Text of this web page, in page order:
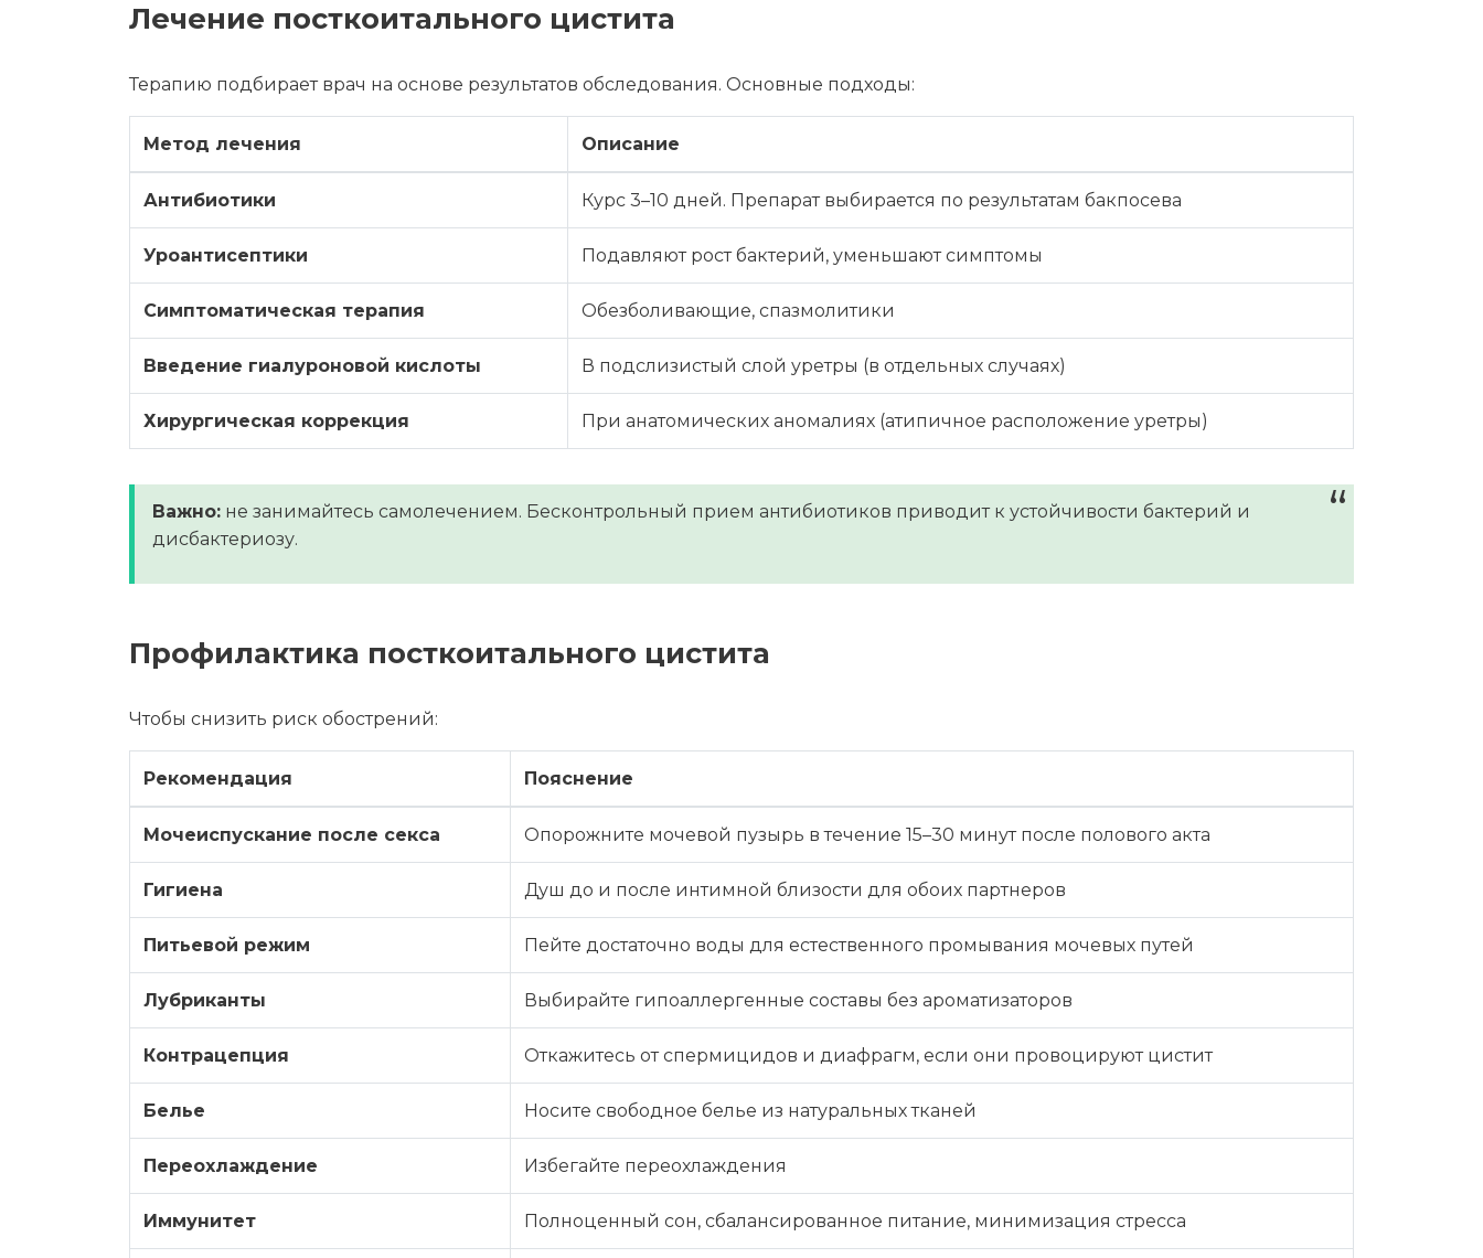
Лечение посткоитального цистита
Терапию подбирает врач на основе результатов обследования. Основные подходы:
Метод лечения Описание
Антибиотики Курс 3–10 дней. Препарат выбирается по результатам бакпосева
Уроантисептики Подавляют рост бактерий, уменьшают симптомы
Симптоматическая терапия Обезболивающие, спазмолитики
Введение гиалуроновой кислоты В подслизистый слой уретры (в отдельных случаях)
Хирургическая коррекция При анатомических аномалиях (атипичное расположение уретры)
Важно: не занимайтесь самолечением. Бесконтрольный прием антибиотиков приводит к устойчивости бактерий и
дисбактериозу.
Профилактика посткоитального цистита
Чтобы снизить риск обострений:
Рекомендация Пояснение
Мочеиспускание после секса Опорожните мочевой пузырь в течение 15–30 минут после полового акта
Гигиена Душ до и после интимной близости для обоих партнеров
Питьевой режим Пейте достаточно воды для естественного промывания мочевых путей
Лубриканты Выбирайте гипоаллергенные составы без ароматизаторов
Контрацепция Откажитесь от спермицидов и диафрагм, если они провоцируют цистит
Белье Носите свободное белье из натуральных тканей
Переохлаждение Избегайте переохлаждения
Иммунитет Полноценный сон, сбалансированное питание, минимизация стресса